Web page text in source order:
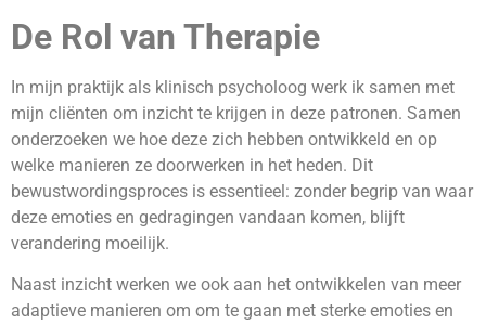
De Rol van Therapie
In mijn praktijk als klinisch psycholoog werk ik samen met
mijn cliënten om inzicht te krijgen in deze patronen. Samen
onderzoeken we hoe deze zich hebben ontwikkeld en op
welke manieren ze doorwerken in het heden. Dit
bewustwordingsproces is essentieel: zonder begrip van waar
deze emoties en gedragingen vandaan komen, blijft
verandering moeilijk.
Naast inzicht werken we ook aan het ontwikkelen van meer
adaptieve manieren om om te gaan met sterke emoties en